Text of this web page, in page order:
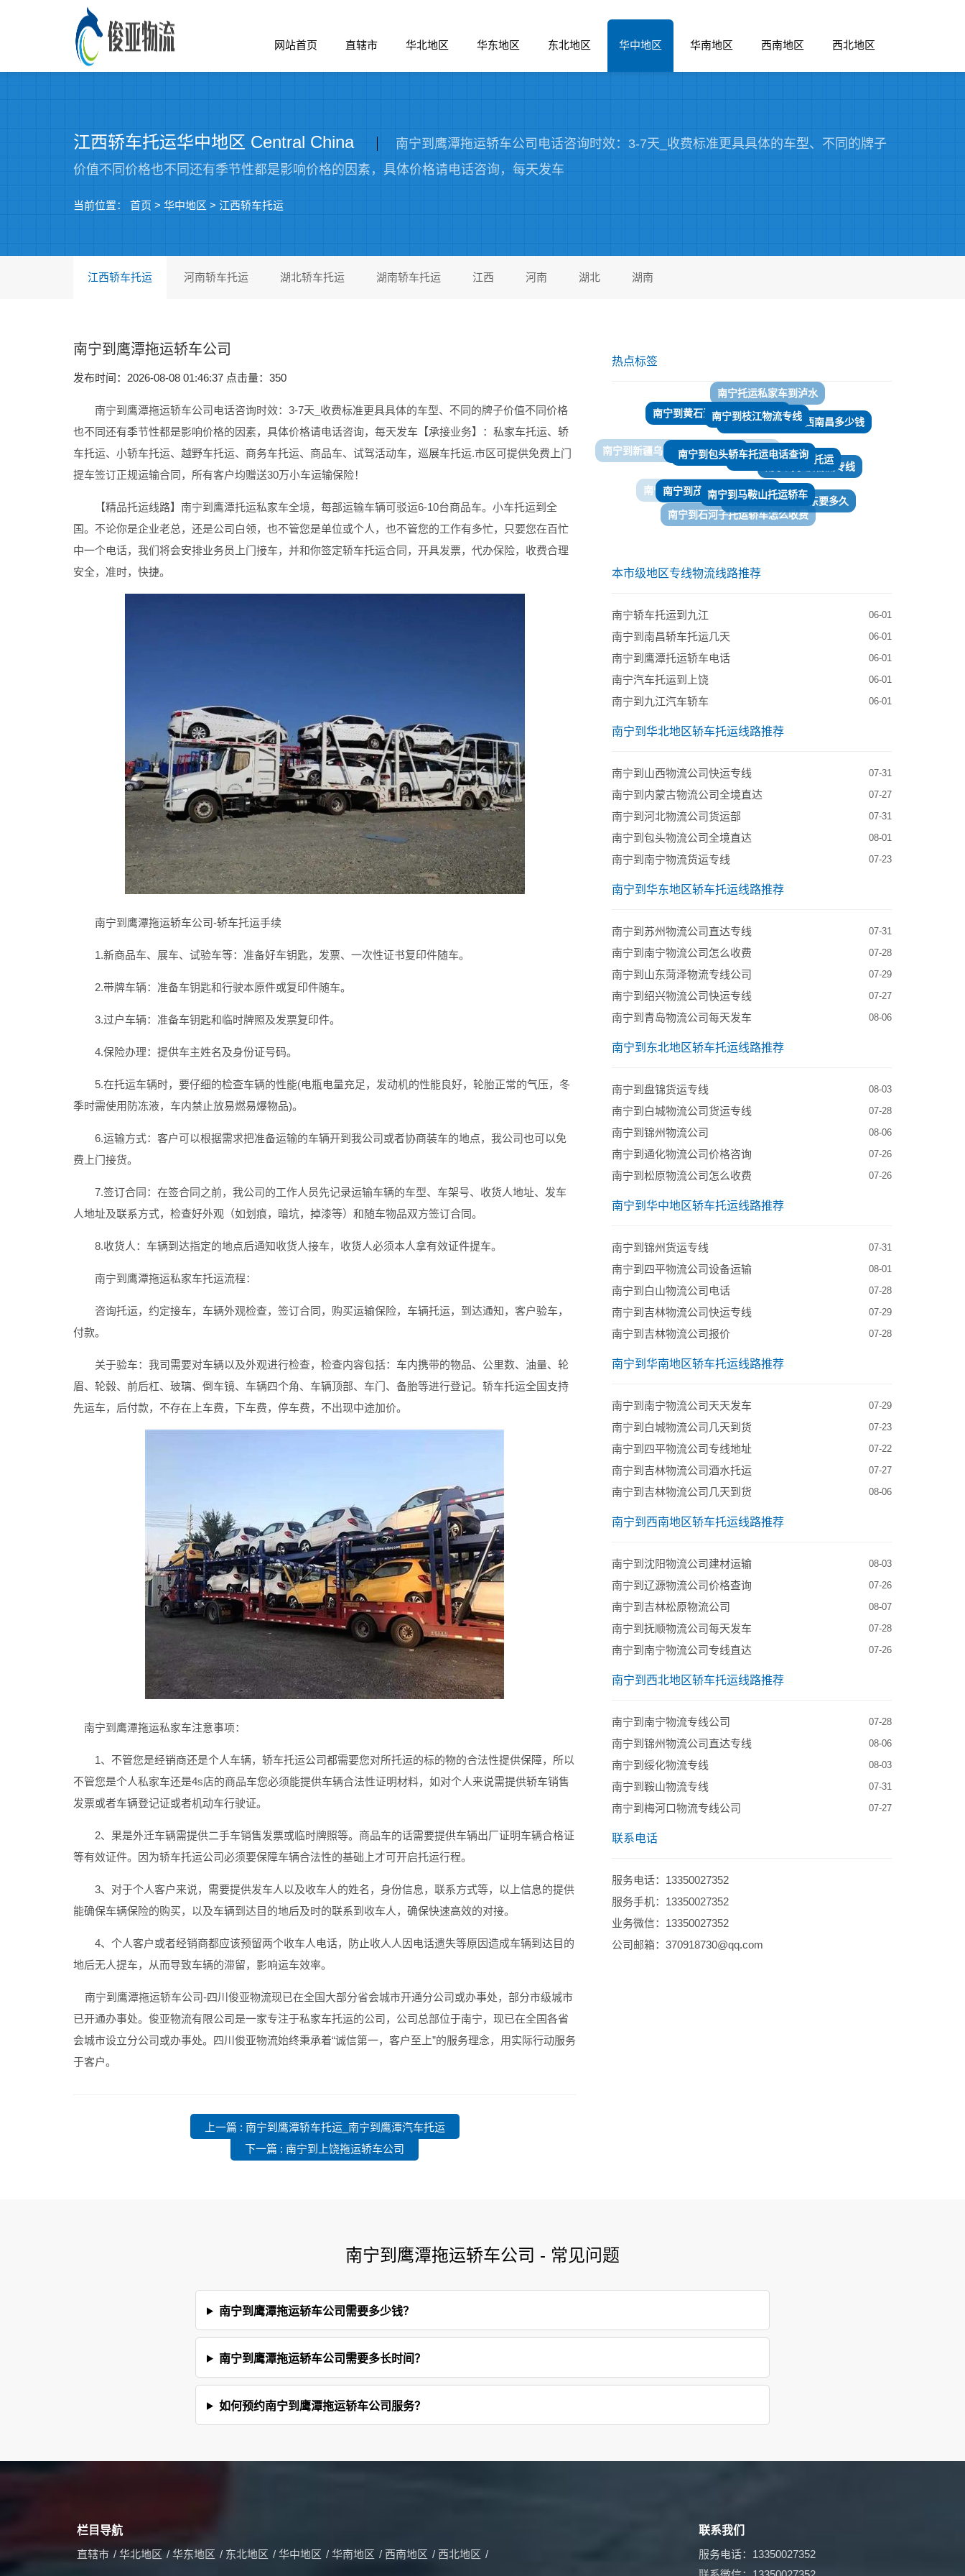
网站首页 直辖市 华北地区 华东地区 东北地区 华中地区 华南地区 西南地区 西北地区
江西轿车托运华中地区 Central China
南宁到鹰潭拖运轿车公司电话咨询时效：3-7天_收费标准更具具体的车型、不同的牌子
价值不同价格也不同还有季节性都是影响价格的因素，具体价格请电话咨询，每天发车
当前位置： 首页 > 华中地区 > 江西轿车托运
江西轿车托运 河南轿车托运 湖北轿车托运 湖南轿车托运 江西 河南 湖北 湖南
南宁到鹰潭拖运轿车公司
发布时间：2026-08-08 01:46:37 点击量： 350
南宁到鹰潭拖运轿车公司电话咨询时效：3-7天_收费标准更具具体的车型、不同的牌子价值不同价格
也不同还有季节性都是影响价格的因素，具体价格请电话咨询，每天发车【承接业务】：私家车托运、轿
车托运、小轿车托运、越野车托运、商务车托运、商品车、试驾活动车，巡展车托运.市区可提供免费上门
提车签订正规运输合同，所有客户均赠送30万小车运输保险！
【精品托运线路】南宁到鹰潭托运私家车全境，每部运输车辆可驳运6-10台商品车。小车托运到全
国。不论你是企业老总，还是公司白领，也不管您是单位或个人，也不管您的工作有多忙，只要您在百忙
中一个电话，我们将会安排业务员上门接车，并和你签定轿车托运合同，开具发票，代办保险，收费合理
安全，准时，快捷。
南宁到鹰潭拖运轿车公司-轿车托运手续
1.新商品车、展车、试验车等：准备好车钥匙，发票、一次性证书复印件随车。
2.带牌车辆：准备车钥匙和行驶本原件或复印件随车。
3.过户车辆：准备车钥匙和临时牌照及发票复印件。
4.保险办理：提供车主姓名及身份证号码。
5.在托运车辆时，要仔细的检查车辆的性能(电瓶电量充足，发动机的性能良好，轮胎正常的气压，冬
季时需使用防冻液，车内禁止放易燃易爆物品)。
6.运输方式：客户可以根据需求把准备运输的车辆开到我公司或者协商装车的地点，我公司也可以免
费上门接货。
7.签订合同：在签合同之前，我公司的工作人员先记录运输车辆的车型、车架号、收货人地址、发车
人地址及联系方式，检查好外观（如划痕，暗坑，掉漆等）和随车物品双方签订合同。
8.收货人：车辆到达指定的地点后通知收货人接车，收货人必须本人拿有效证件提车。
南宁到鹰潭拖运私家车托运流程：
咨询托运，约定接车，车辆外观检查，签订合同，购买运输保险，车辆托运，到达通知，客户验车，
付款。
关于验车：我司需要对车辆以及外观进行检查，检查内容包括：车内携带的物品、公里数、油量、轮
眉、轮毂、前后杠、玻璃、倒车镜、车辆四个角、车辆顶部、车门、备胎等进行登记。轿车托运全国支持
先运车，后付款，不存在上车费，下车费，停车费，不出现中途加价。
南宁到鹰潭拖运私家车注意事项：
1、不管您是经销商还是个人车辆，轿车托运公司都需要您对所托运的标的物的合法性提供保障，所以
不管您是个人私家车还是4s店的商品车您必须能提供车辆合法性证明材料，如对个人来说需提供轿车销售
发票或者车辆登记证或者机动车行驶证。
2、果是外迁车辆需提供二手车销售发票或临时牌照等。商品车的话需要提供车辆出厂证明车辆合格证
等有效证件。因为轿车托运公司必须要保障车辆合法性的基础上才可开启托运行程。
3、对于个人客户来说，需要提供发车人以及收车人的姓名，身份信息，联系方式等，以上信息的提供
能确保车辆保险的购买，以及车辆到达目的地后及时的联系到收车人，确保快速高效的对接。
4、个人客户或者经销商都应该预留两个收车人电话，防止收人人因电话遗失等原因造成车辆到达目的
地后无人提车，从而导致车辆的滞留，影响运车效率。
南宁到鹰潭拖运轿车公司-四川俊亚物流现已在全国大部分省会城市开通分公司或办事处，部分市级城市
已开通办事处。俊亚物流有限公司是一家专注于私家车托运的公司，公司总部位于南宁，现已在全国各省
会城市设立分公司或办事处。四川俊亚物流始终秉承着“诚信第一，客户至上”的服务理念，用实际行动服务
于客户。
上一篇 : 南宁到鹰潭轿车托运_南宁到鹰潭汽车托运
下一篇 : 南宁到上饶拖运轿车公司
热点标签
南宁到黄石汽车托运价格咨询
南宁到枝江物流专线
南宁托运汽车到江西南昌多少钱
南宁到新疆乌鲁木齐汽车托运价格咨询
南宁到乡城物流
南宁到包头轿车托运电话查询
​南宁到葫芦岛轿车托运
南宁到宁波物流专线
南宁到日喀则托运私家车
​南宁到茂县轿车托运公司
南宁到马鞍山托运轿车
南宁托运轿车到广东要多久
南宁到江苏南京托运轿车怎么收费
南宁到葫芦岛托运轿车
南宁到石河子托运轿车怎么收费
本市级地区专线物流线路推荐
南宁轿车托运到九江 06-01
南宁到南昌轿车托运几天 06-01
南宁到鹰潭托运轿车电话 06-01
南宁汽车托运到上饶 06-01
南宁到九江汽车轿车 06-01
南宁到华北地区轿车托运线路推荐
南宁到山西物流公司快运专线 07-31
​南宁到内蒙古物流公司全境直达 07-27
南宁到河北物流公司货运部 07-31
​南宁到包头物流公司全境直达 08-01
南宁到南宁物流货运专线 07-23
南宁到华东地区轿车托运线路推荐
南宁到苏州物流公司直达专线 07-31
南宁到南宁物流公司怎么收费 07-28
南宁到山东菏泽物流专线公司 07-29
南宁到绍兴物流公司快运专线 07-27
南宁到青岛物流公司每天发车 08-06
南宁到东北地区轿车托运线路推荐
南宁到盘锦货运专线 08-03
南宁到白城物流公司货运专线 07-28
南宁到锦州物流公司 08-06
南宁到通化物流公司价格咨询 07-26
南宁到松原物流公司怎么收费 07-26
南宁到华中地区轿车托运线路推荐
南宁到锦州货运专线 07-31
南宁到四平物流公司设备运输 08-01
南宁到白山物流公司电话 07-28
南宁到吉林物流公司快运专线 07-29
南宁到吉林物流公司报价 07-28
南宁到华南地区轿车托运线路推荐
南宁到南宁物流公司天天发车 07-29
南宁到白城物流公司几天到货 07-23
南宁到四平物流公司专线地址 07-22
南宁到吉林物流公司酒水托运 07-27
南宁到吉林物流公司几天到货 08-06
南宁到西南地区轿车托运线路推荐
南宁到沈阳物流公司建材运输 08-03
南宁到辽源物流公司价格查询 07-26
南宁到吉林松原物流公司 08-07
南宁到抚顺物流公司每天发车 07-28
​南宁到南宁物流公司专线直达 07-26
南宁到西北地区轿车托运线路推荐
南宁到南宁物流专线公司 07-28
南宁到锦州物流公司直达专线 08-06
南宁到绥化物流专线 08-03
南宁到鞍山物流专线 07-31
南宁到梅河口物流专线公司 07-27
联系电话
服务电话：13350027352
服务手机：13350027352
业务微信：13350027352
公司邮箱：370918730@qq.com
南宁到鹰潭拖运轿车公司 - 常见问题
南宁到鹰潭拖运轿车公司需要多少钱？
南宁到鹰潭拖运轿车公司需要多长时间？
如何预约南宁到鹰潭拖运轿车公司服务？
栏目导航
直辖市 / 华北地区 / 华东地区 / 东北地区 / 华中地区 / 华南地区 / 西南地区 / 西北地区 /
联系我们
服务电话：13350027352